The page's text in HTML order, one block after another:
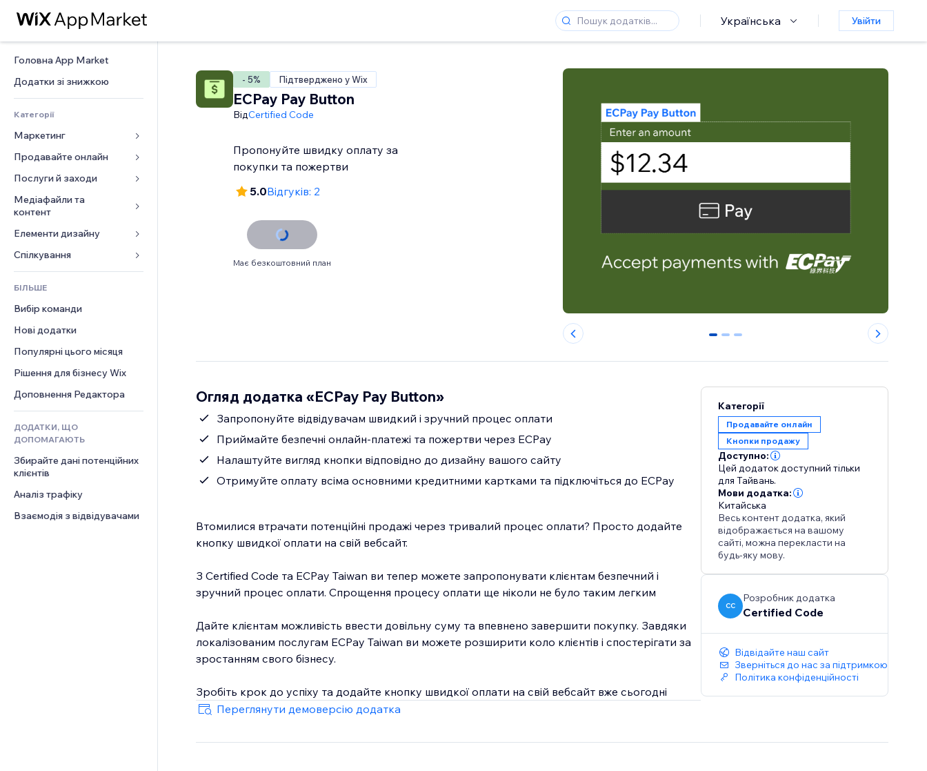
Українська Увійти
Головна App Market
Додатки зі знижкою
Категорії
Маркетинг
Реклама
Мобільний
Аналітика
Соцмережі
SEO
Залучення
Розміщення сайту
Ел. пошта
Конверсія
Продавайте онлайн
Додатки для магазинів
Надсилання та доставка
Кнопки продажу
Онлайн‑курси
Друк на замовлення
Бухгалтерський облік
Купони й лояльність
Рішення для складів
Дропшипінг
Тарифні плани й підписки
Краудфандинг
Їжа та напої
Послуги й заходи
Готелі
Заходи
Ресторани
Нерухомість
Медіафайли та
контент
Галерея
Музика
Подкасти
Фотографія
Відео
PDF
Обмін файлами
Новини
Елементи дизайну
Карти й навігація
Конфіденційність і безпека
Годинник
Шаблони сторінок
Ефекти зображення
Кнопки та меню
Банери та бейджі
Калькулятори
Пошук
Погода
Графіки й таблиці
Форми
Опитування
Чат
Коментарі
Телефон
Спільнота
Відгуки
CRM
БІЛЬШЕ
Вибір команди
Нові додатки
Популярні цього місяця
Рішення для бізнесу Wix
Доповнення Редактора
ДОДАТКИ, ЩО
ДОПОМАГАЮТЬ
Збирайте дані потенційних
клієнтів
Аналіз трафіку
Взаємодія з відвідувачами
- 5% Підтверджено у Wix
ECPay Pay Button
ВідCertified Code
Пропонуйте швидку оплату за
покупки та пожертви
5.0Відгуків: 2
Має безкоштовний план
0 1 2
Огляд додатка «ECPay Pay Button»
Запропонуйте відвідувачам швидкий і зручний процес оплати
Приймайте безпечні онлайн-платежі та пожертви через ECPay
Налаштуйте вигляд кнопки відповідно до дизайну вашого сайту
Отримуйте оплату всіма основними кредитними картками та підключіться до ECPay
Втомилися втрачати потенційні продажі через тривалий процес оплати? Просто додайте
кнопку швидкої оплати на свій вебсайт.
З Certified Code та ECPay Taiwan ви тепер можете запропонувати клієнтам безпечний і
зручний процес оплати. Спрощення процесу оплати ще ніколи не було таким легким
Дайте клієнтам можливість ввести довільну суму та впевнено завершити покупку. Завдяки
локалізованим послугам ECPay Taiwan ви можете розширити коло клієнтів і спостерігати за
зростанням свого бізнесу.
Зробіть крок до успіху та додайте кнопку швидкої оплати на свій вебсайт вже сьогодні
Переглянути демоверсію додатка
Категорії
Продавайте онлайн
Кнопки продажу
Доступно:
Цей додаток доступний тільки
для Тайвань.
Мови додатка:
Китайська
Весь контент додатка, який
відображається на вашому
сайті, можна перекласти на
будь-яку мову.
CC
Розробник додатка
Certified Code
Відвідайте наш сайт
Зверніться до нас за підтримкою
Політика конфіденційності